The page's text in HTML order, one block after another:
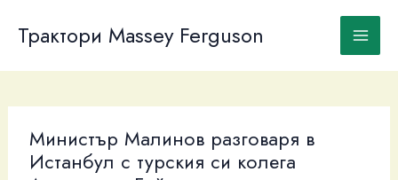
content
Трактори Massey Ferguson
Министър Малинов разговаря в
Истанбул с турския си колега